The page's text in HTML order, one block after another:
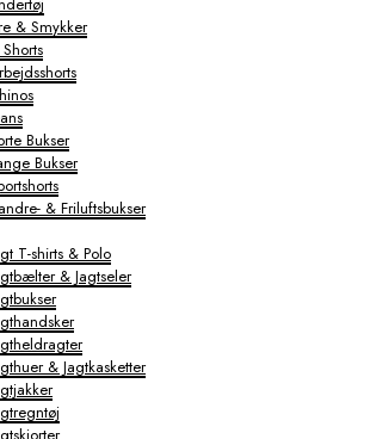
& Smykker
Bukser
Bukser
& Friluftsbukser
T-shirts & Polo
& Jagtseler
& Jagtkasketter